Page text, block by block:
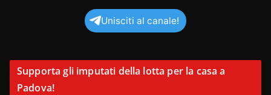
Unisciti al canale!
Supporta gli imputati della lotta per la casa a
Padova!